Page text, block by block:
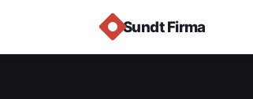
Sundt Firma